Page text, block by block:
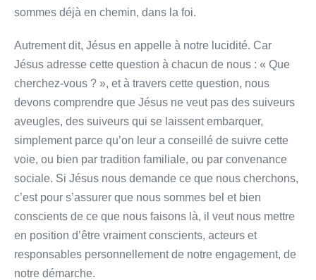
sommes déjà en chemin, dans la foi.
Autrement dit, Jésus en appelle à notre lucidité. Car
Jésus adresse cette question à chacun de nous : « Que
cherchez-vous ? », et à travers cette question, nous
devons comprendre que Jésus ne veut pas des suiveurs
aveugles, des suiveurs qui se laissent embarquer,
simplement parce qu’on leur a conseillé de suivre cette
voie, ou bien par tradition familiale, ou par convenance
sociale. Si Jésus nous demande ce que nous cherchons,
c’est pour s’assurer que nous sommes bel et bien
conscients de ce que nous faisons là, il veut nous mettre
en position d’être vraiment conscients, acteurs et
responsables personnellement de notre engagement, de
notre démarche.